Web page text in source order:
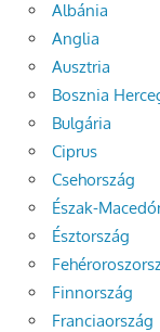
Albánia
Anglia
Ausztria
Bosznia
Bulgária
Ciprus
Csehország
Észak-
Észtország
Finnország
Franciaország